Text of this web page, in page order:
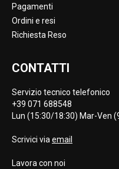
Pagamenti
Ordini e resi
Richiesta Reso
CONTATTI
Servizio tecnico telefonico
+39 071 688548
Lun (15:30/18:30) Mar-Ven
Scrivici viaemail
Lavora con noi